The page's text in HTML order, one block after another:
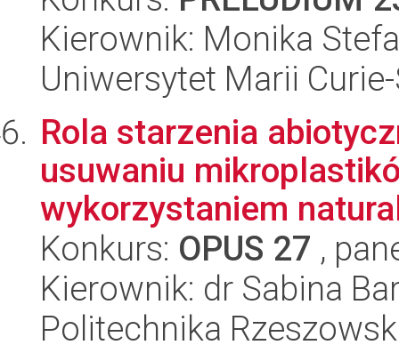
Kierownik: Monika
Uniwersytet Marii
Rola starzenia
usuwaniu
wykorzystaniem
Konkurs: OPUS 27 ,
Kierownik: dr Sabina
Politechnika